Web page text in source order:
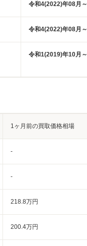
令和4(2022)年08月～
令和4(2022)年08月～
令和1(2019)年10月～
1ヶ月前の買取価格相場
-
-
218.8万円
200.4万円